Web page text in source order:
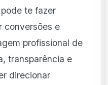
te fazer
conversões e
profissional de
transparência e
direcionar